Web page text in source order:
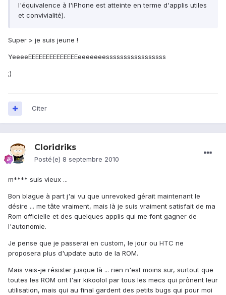
l'équivalence à l'iPhone est atteinte en terme d'applis utiles
et convivialité).
Super > je suis jeune !
YeeeeEEEEEEEEEEEEEEeeeeeeesssssssssssssssss
;)
Citer
Cloridriks
Posté(e) 8 septembre 2010
m**** suis vieux ...
Bon blague à part j'ai vu que unrevoked gérait maintenant le
désire ... me tâte vraiment, mais là je suis vraiment satisfait de ma
Rom officielle et des quelques applis qui me font gagner de
l'autonomie.
Je pense que je passerai en custom, le jour ou HTC ne
proposera plus d'update auto de la ROM.
Mais vais-je résister jusque là ... rien n'est moins sur, surtout que
toutes les ROM ont l'air kikoolol par tous les mecs qui prônent leur
utilisation, mais qui au final gardent des petits bugs qui pour moi